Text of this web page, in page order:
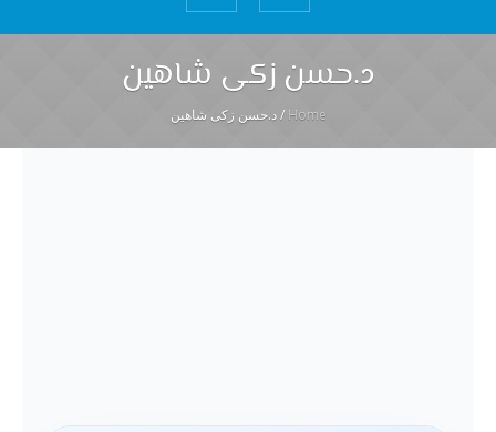
د.حسن زكى شاهين
Home
/د.حسن زكى شاهين